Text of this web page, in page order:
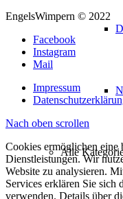
Alle
EngelsWimpern © 2022
Facebook
Instagram
Mail
Impressum
Nach oben scrollen
Cookies ermöglichen eine
Dienstleistungen. Wir
Website zu analysieren.
Services erklären Sie sich
verwenden. Details über